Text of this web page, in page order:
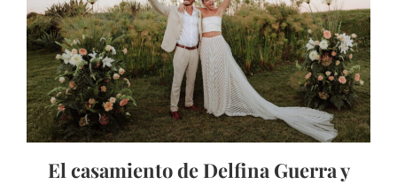
El casamiento de Delfina Guerra y